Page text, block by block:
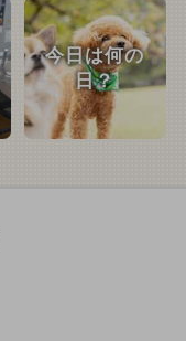
今日は何の
日？